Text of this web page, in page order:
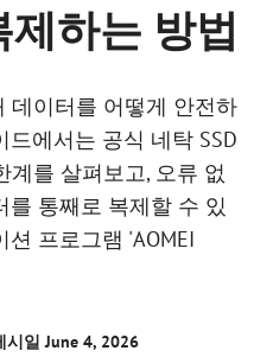
하는 방법
데이터를 어떻게 안전하
에서는 공식 네탁 SSD
계를 살펴보고, 오류 없
를 통째로 복제할 수 있
프로그램 'AOMEI
시일 June 4, 2026